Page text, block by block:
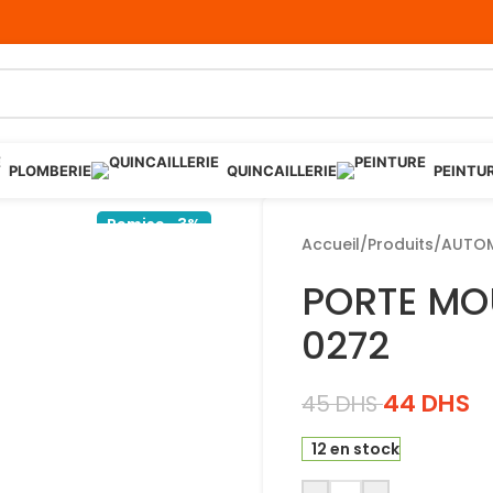
PLOMBERIE QUINCAILLERIE
Remise -3%
Accueil/Produits/
PORTE
0272
45DHS 44 DHS
12 en stock